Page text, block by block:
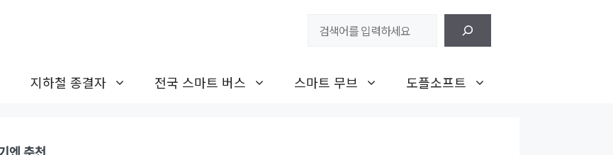
지하철 종결자 전국 스마트 버스 스마트 무브 도플소프트